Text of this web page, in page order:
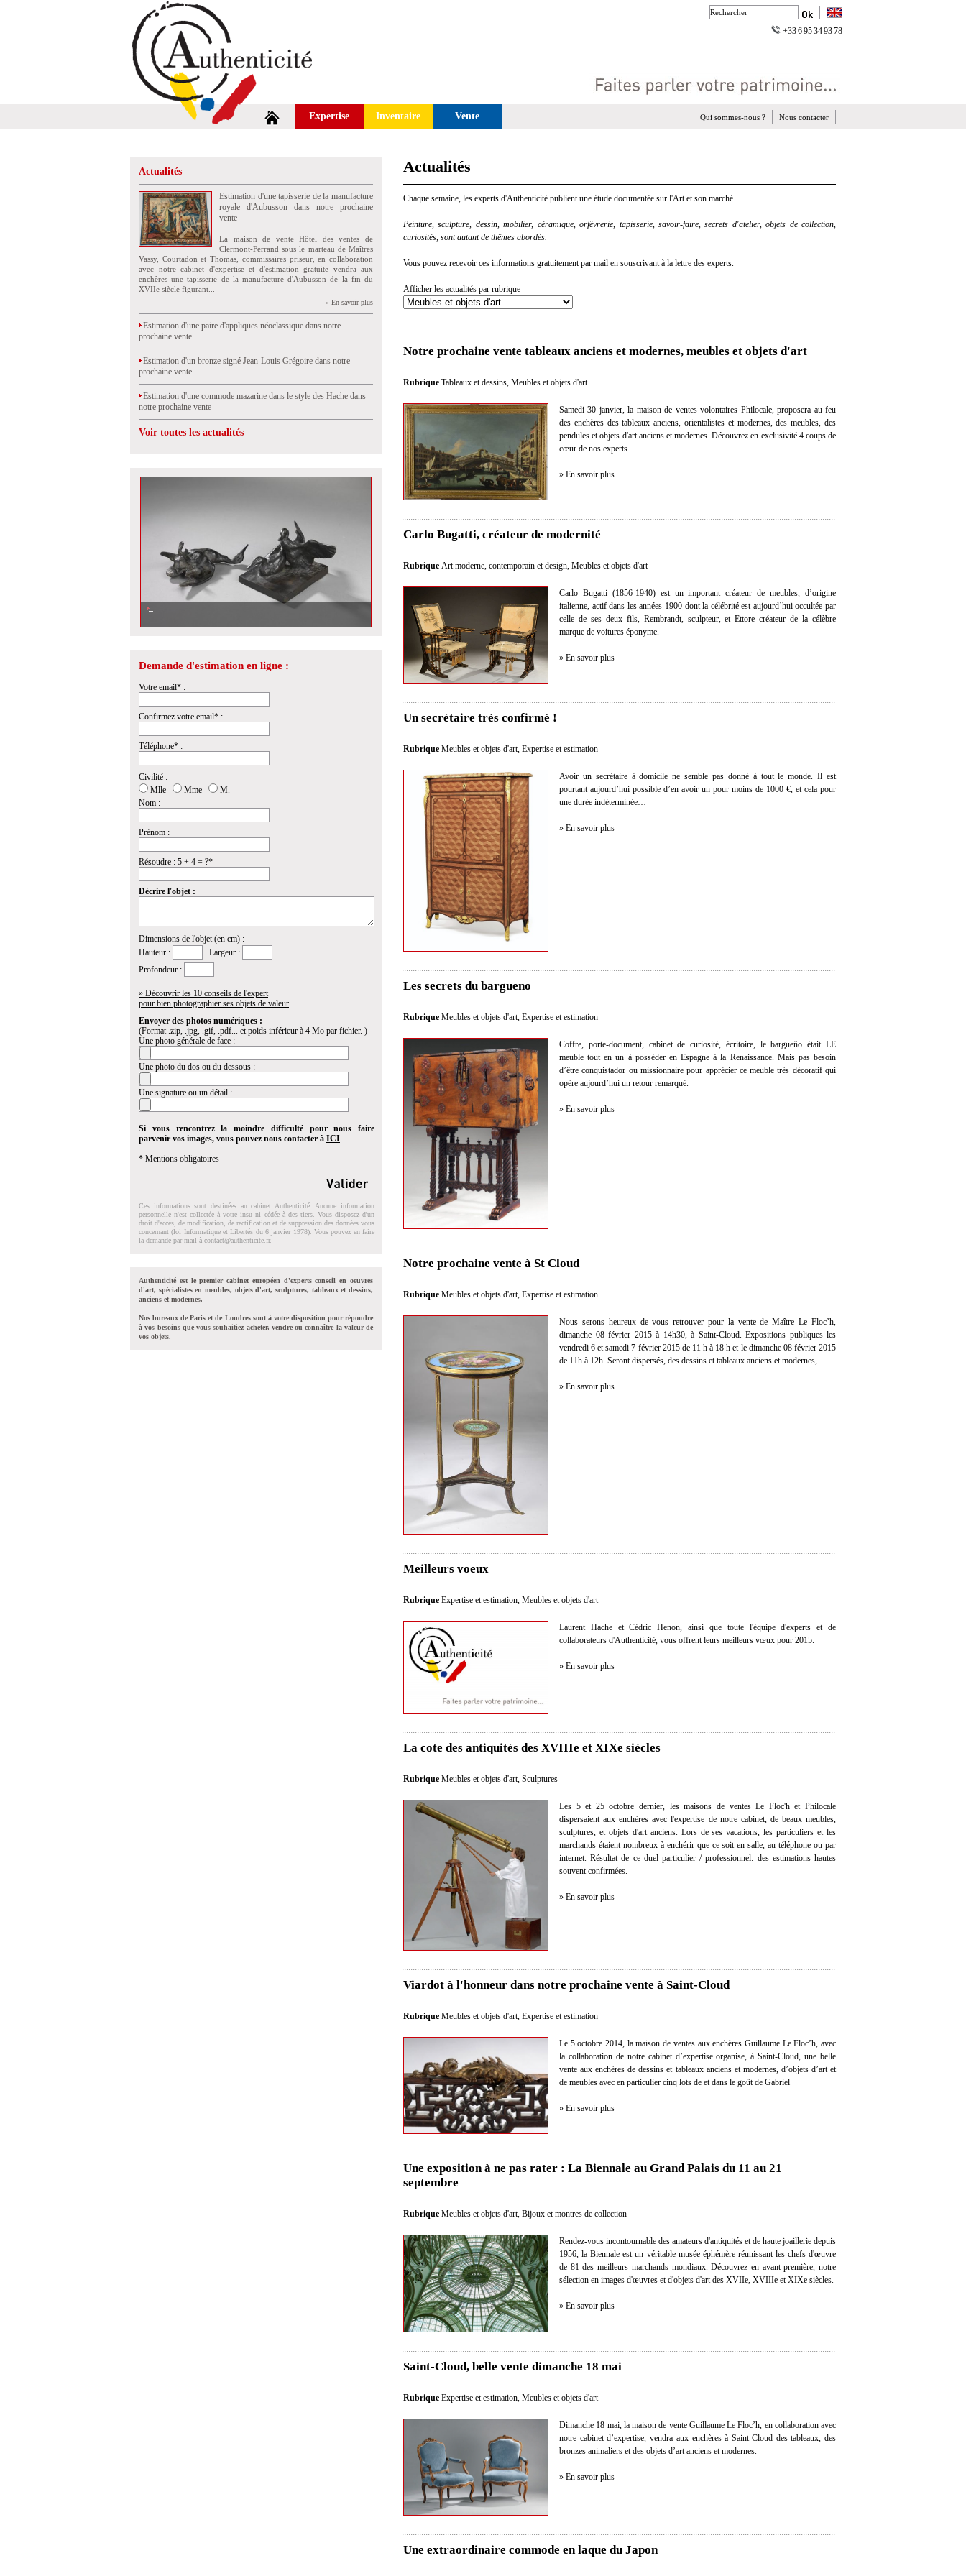
+33 6 95 34 93 78
Expertise Inventaire Vente Nous contacter
Qui sommes-nous ?
Actualités
Estimation d'une tapisserie de la manufacture
royale d'Aubusson dans notre prochaine
vente
La maison de vente Hôtel des ventes de
Clermont-Ferrand sous le marteau de Maîtres
Vassy, Courtadon et Thomas, commissaires priseur, en collaboration
avec notre cabinet d'expertise et d'estimation gratuite vendra aux
enchères une tapisserie de la manufacture d'Aubusson de la fin du
XVIIe siècle figurant...
» En savoir plus
Estimation d'une paire d'appliques néoclassique dans notre
prochaine vente
Estimation d'un bronze signé Jean-Louis Grégoire dans notre
prochaine vente
Estimation d'une commode mazarine dans le style des Hache dans
notre prochaine vente
Voir toutes les actualités
Estimation d\'un bronze de Thorain, vendu
Demande d'estimation en ligne :
Votre email* :
Confirmez votre email* :
Téléphone* :
Civilité :
Mlle
Mme
M.
Nom :
Prénom :
Résoudre : 5 + 4 = ?*
Décrire l'objet :
Dimensions de l'objet (en cm) :
Hauteur :
Largeur :
Profondeur :
» Découvrir les 10 conseils de l'expert
pour bien photographier ses objets de valeur
Envoyer des photos numériques :
(Format .zip, .jpg, .gif, .pdf... et poids inférieur à 4 Mo par fichier. )
Une photo générale de face :
Une photo du dos ou du dessous :
Une signature ou un détail :
Si vous rencontrez la moindre difficulté pour nous faire
parvenir vos images, vous pouvez nous contacter à ICI
* Mentions obligatoires
Ces informations sont destinées au cabinet Authenticité. Aucune information
personnelle n'est collectée à votre insu ni cédée à des tiers. Vous disposez d'un
droit d'accés, de modification, de rectification et de suppression des données vous
concernant (loi Informatique et Libertés du 6 janvier 1978). Vous pouvez en faire
la demande par mail à contact@authenticite.fr.
Authenticité est le premier cabinet européen d'experts conseil en oeuvres
d'art, spécialistes en meubles, objets d'art, sculptures, tableaux et dessins,
anciens et modernes.
Nos bureaux de Paris et de Londres sont à votre disposition pour répondre
à vos besoins que vous souhaitiez acheter, vendre ou connaître la valeur de
vos objets.
Actualités
Chaque semaine, les experts d'Authenticité publient une étude documentée sur l'Art et son marché.
Peinture, sculpture, dessin, mobilier, céramique, orfévrerie, tapisserie, savoir-faire, secrets d'atelier, objets de collection,
curiosités, sont autant de thêmes abordés.
Vous pouvez recevoir ces informations gratuitement par mail en souscrivant à la lettre des experts.
Afficher les actualités par rubrique
Notre prochaine vente tableaux anciens et modernes, meubles et objets d'art
Rubrique Tableaux et dessins, Meubles et objets d'art
Samedi 30 janvier, la maison de ventes volontaires Philocale, proposera au feu
des enchères des tableaux anciens, orientalistes et modernes, des meubles, des
pendules et objets d'art anciens et modernes. Découvrez en exclusivité 4 coups de
cœur de nos experts.
» En savoir plus
Carlo Bugatti, créateur de modernité
Rubrique Art moderne, contemporain et design, Meubles et objets d'art
Carlo Bugatti (1856-1940) est un important créateur de meubles, d’origine
italienne, actif dans les années 1900 dont la célébrité est aujourd’hui occultée par
celle de ses deux fils, Rembrandt, sculpteur, et Ettore créateur de la célèbre
marque de voitures éponyme.
» En savoir plus
Un secrétaire très confirmé !
Rubrique Meubles et objets d'art, Expertise et estimation
Avoir un secrétaire à domicile ne semble pas donné à tout le monde. Il est
pourtant aujourd’hui possible d’en avoir un pour moins de 1000 €, et cela pour
une durée indéterminée…
» En savoir plus
Les secrets du bargueno
Rubrique Meubles et objets d'art, Expertise et estimation
Coffre, porte-document, cabinet de curiosité, écritoire, le bargueño était LE
meuble tout en un à posséder en Espagne à la Renaissance. Mais pas besoin
d’être conquistador ou missionnaire pour apprécier ce meuble très décoratif qui
opère aujourd’hui un retour remarqué.
» En savoir plus
Notre prochaine vente à St Cloud
Rubrique Meubles et objets d'art Expertise et estimation
Nous serons heureux de vous retrouver pour la vente de Maître Le Floc’h,
dimanche 08 février 2015 à 14h30, à Saint-Cloud. Expositions publiques les
vendredi 6 et samedi 7 février 2015 de 11 h à 18 h et le dimanche 08 février 2015
de 11h à 12h. Seront dispersés, des dessins et tableaux anciens et modernes,
» En savoir plus
Meilleurs voeux
Rubrique Expertise et estimation, Meubles et objets d'art
Laurent Hache et Cédric Henon, ainsi que toute l'équipe d'experts et de
collaborateurs d'Authenticité, vous offrent leurs meilleurs vœux pour 2015.
» En savoir plus
La cote des antiquités des XVIIIe et XIXe siècles
Rubrique Meubles et objets d'art, Sculptures
Les 5 et 25 octobre dernier, les maisons de ventes Le Floc'h et Philocale
dispersaient aux enchères avec l'expertise de notre cabinet, de beaux meubles,
sculptures, et objets d'art anciens. Lors de ses vacations, les particuliers et les
marchands étaient nombreux à enchérir que ce soit en salle, au téléphone ou par
internet. Résultat de ce duel particulier / professionnel: des estimations hautes
souvent confirmées.
» En savoir plus
Viardot à l'honneur dans notre prochaine vente à Saint-Cloud
Rubrique Meubles et objets d'art, Expertise et estimation
Le 5 octobre 2014, la maison de ventes aux enchères Guillaume Le Floc’h, avec
la collaboration de notre cabinet d’expertise organise, à Saint-Cloud, une belle
vente aux enchères de dessins et tableaux anciens et modernes, d’objets d’art et
de meubles avec en particulier cinq lots de et dans le goût de Gabriel
» En savoir plus
Une exposition à ne pas rater : La Biennale au Grand Palais du 11 au 21
septembre
Rubrique Meubles et objets d'art, Bijoux et montres de collection
Rendez-vous incontournable des amateurs d'antiquités et de haute joaillerie depuis
1956, la Biennale est un véritable musée éphémère réunissant les chefs-d'œuvre
de 81 des meilleurs marchands mondiaux. Découvrez en avant première, notre
sélection en images d'œuvres et d'objets d'art des XVIIe, XVIIIe et XIXe siècles.
» En savoir plus
Saint-Cloud, belle vente dimanche 18 mai
Rubrique Expertise et estimation Meubles et objets d'art
Dimanche 18 mai, la maison de vente Guillaume Le Floc’h, en collaboration avec
notre cabinet d’expertise, vendra aux enchères à Saint-Cloud des tableaux, des
bronzes animaliers et des objets d’art anciens et modernes.
» En savoir plus
Une extraordinaire commode en laque du Japon